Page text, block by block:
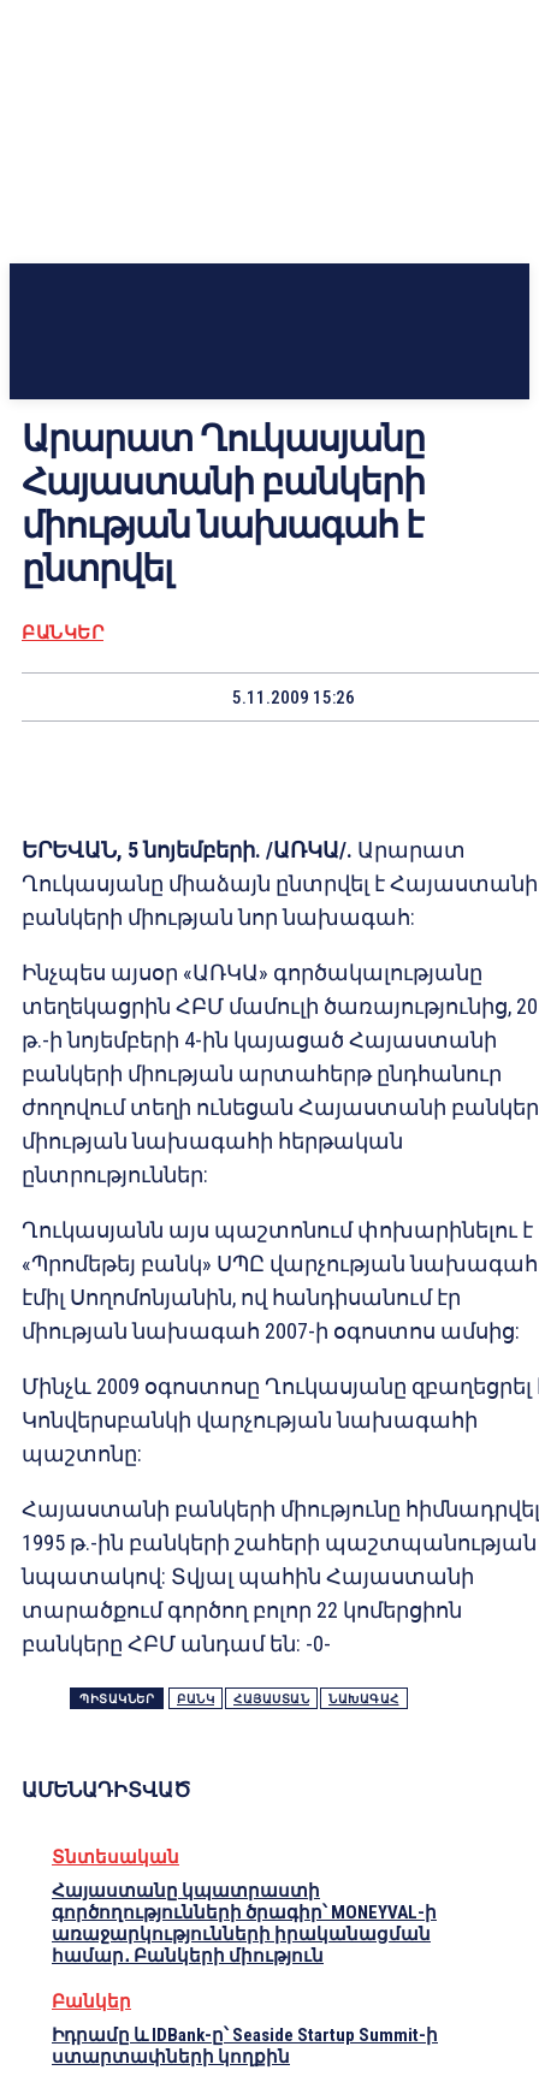
Արարատ Ղուկասյանը
Հայաստանի բանկերի
միության նախագահ է
ընտրվել
ԲԱՆԿԵՐ
5.11.2009 15:26
ԵՐԵՎԱՆ, 5 նոյեմբերի. /ԱՌԿԱ/. Արարատ
Ղուկասյանը միաձայն ընտրվել է Հայաստանի
բանկերի միության նոր նախագահ:
Ինչպես այսօր «ԱՌԿԱ» գործակալությանը
տեղեկացրին ՀԲՄ մամուլի ծառայությունից,
թ.-ի նոյեմբերի 4-ին կայացած Հայաստանի
բանկերի միության արտահերթ ընդհանուր
ժողովում տեղի ունեցան Հայաստանի
միության նախագահի հերթական
ընտրություններ:
Ղուկասյանն այս պաշտոնում փոխարինելու է
«Պրոմեթեյ բանկ» ՍՊԸ վարչության նախագահ
էմիլ Սողոմոնյանին, ով հանդիսանում էր
միության նախագահ 2007-ի օգոստոս ամսից:
Մինչև 2009 օգոստոսը Ղուկասյանը զբաղեցրել
Կոնվերսբանկի վարչության նախագահի
պաշտոնը:
Հայաստանի բանկերի միությունը
1995 թ.-ին բանկերի շահերի պաշտպանության
նպատակով: Տվյալ պահին Հայաստանի
տարածքում գործող բոլոր 22 կոմերցիոն
բանկերը ՀԲՄ անդամ են: -0-
ՊԻՏԱԿՆԵՐ ԲԱՆԿ ՀԱՅԱՍՏԱՆ ՆԱԽԱԳԱՀ
ԱՄԵՆԱԴԻՏՎԱԾ
Տնտեսական
Հայաստանը կպատրաստի
գործողությունների ծրագիր՝ MONEYVAL-ի
առաջարկությունների իրականացման
համար․ Բանկերի միություն
Բանկեր
Իդրամը և IDBank-ը՝ Seaside Startup Summit-ի
ստարտափների կողքին